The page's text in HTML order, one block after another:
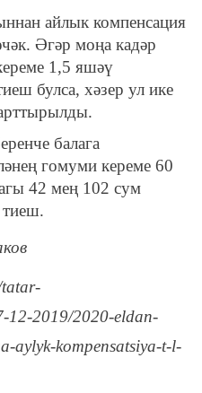
айлык компенсация
Әгәр моңа кадәр
1,5 яшәү
булса, хәзер ул ике
балага
гомуми кереме 60
42 мең 102 сум
12-2019/2020-eldan-
aylyk-kompensatsiya-t-l-